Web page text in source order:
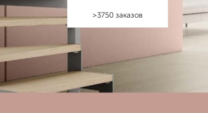
>3750 заказов